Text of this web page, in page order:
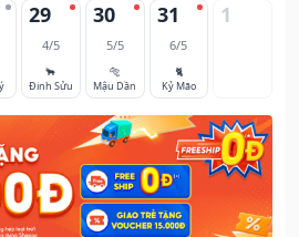
29
4/5
🐂
Đinh Sửu
30
5/5
🐅
Mậu Dần
31
6/5
🐈
Kỷ Mão
1